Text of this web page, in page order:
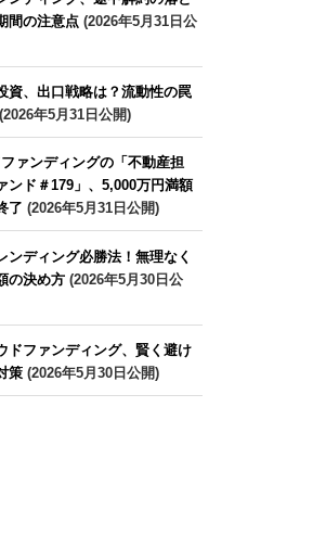
間の注意点(2026年5月31日公
資、出口戦略は？流動性の罠
年5月31日公開)
ァンディングの「不動産担
ンド＃179」、5,000万円満額
了 (2026年5月31日公開)
ンディング必勝法！無理なく
の決め方(2026年5月30日公
ドファンディング、賢く避け
策(2026年5月30日公開)